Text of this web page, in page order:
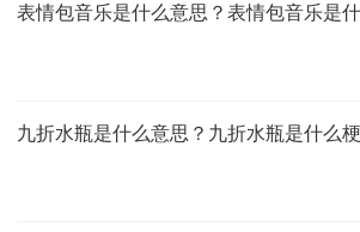
表情包音乐是什么意思？表情包音乐是
九折水瓶是什么意思？九折水瓶是什么